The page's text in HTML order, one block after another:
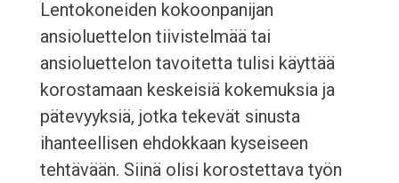
Lentokoneiden kokoonpanijan
ansioluettelon tiivistelmää tai
ansioluettelon tavoitetta tulisi käyttää
korostamaan keskeisiä kokemuksia ja
pätevyyksiä, jotka tekevät sinusta
ihanteellisen ehdokkaan kyseiseen
tehtävään. Siinä olisi korostettava työn